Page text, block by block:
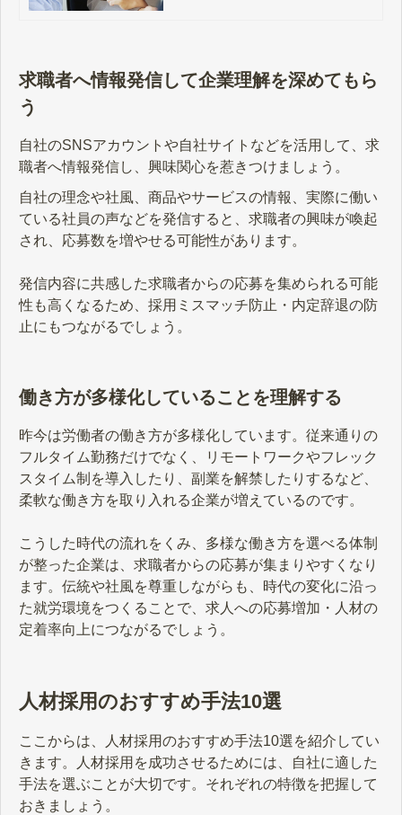
用ミスマッチが起こる主な理由と早
期離職を防ぐための対策について解
求職者へ情報発信して企業理解を深めてもら
う
自社のSNSアカウントや自社サイトなどを活用して、求
職者へ情報発信し、興味関心を惹きつけましょう。
自社の理念や社風、商品やサービスの情報、実際に働い
ている社員の声などを発信すると、求職者の興味が喚起
され、応募数を増やせる可能性があります。
発信内容に共感した求職者からの応募を集められる可能
性も高くなるため、採用ミスマッチ防止・内定辞退の防
止にもつながるでしょう。
働き方が多様化していることを理解する
昨今は労働者の働き方が多様化しています。従来通りの
フルタイム勤務だけでなく、リモートワークやフレック
スタイム制を導入したり、副業を解禁したりするなど、
柔軟な働き方を取り入れる企業が増えているのです。
こうした時代の流れをくみ、多様な働き方を選べる体制
が整った企業は、求職者からの応募が集まりやすくなり
ます。伝統や社風を尊重しながらも、時代の変化に沿っ
た就労環境をつくることで、求人への応募増加・人材の
定着率向上につながるでしょう。
人材採用のおすすめ手法10選
ここからは、人材採用のおすすめ手法10選を紹介してい
きます。人材採用を成功させるためには、自社に適した
手法を選ぶことが大切です。それぞれの特徴を把握して
おきましょう。